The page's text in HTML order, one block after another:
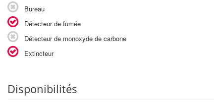
Bureau
Détecteur de fumée
Détecteur de monoxyde de carbone
Extincteur
Disponibilités